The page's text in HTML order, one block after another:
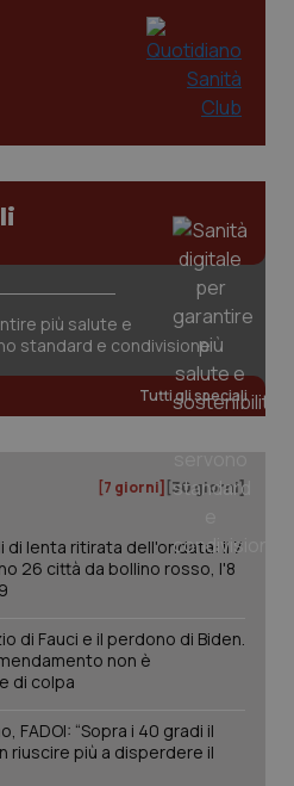
più salute e
standard e condivisione
Tutti gli speciali
[7 giorni] [30 giorni]
di lenta ritirata dell'ondata: il 7
26 città da bollino rosso, l'8
di Fauci e il perdono di Biden.
non è
di colpa
FADOI: “Sopra i 40 gradi il
riuscire più a disperdere il
www.quotidianosanita.it
www.quotidianosanita.it